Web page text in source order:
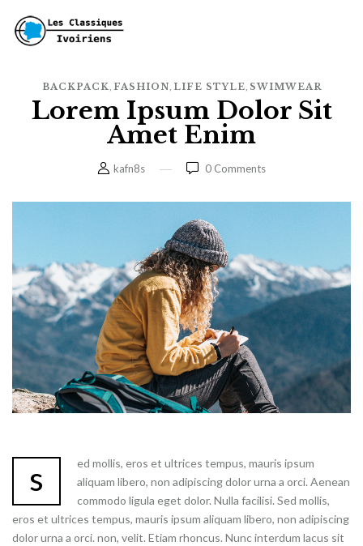
BACKPACK FASHION LIFE STYLE SWIMWEAR
Lorem Ipsum Dolor Sit
Amet Enim
kafn8s 0 Comments
s
ed mollis, eros et ultrices tempus, mauris ipsum
aliquam libero, non adipiscing dolor urna a orci. Aenean
commodo ligula eget dolor. Nulla facilisi. Sed mollis,
eros et ultrices tempus, mauris ipsum aliquam libero, non adipiscing
dolor urna a orci. non, velit. Etiam rhoncus. Nunc interdum lacus sit